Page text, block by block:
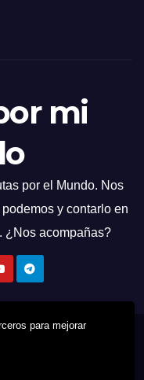
para mejorar
mi
por el Mundo. Nos
y contarlo en
¿Nos acompañas?